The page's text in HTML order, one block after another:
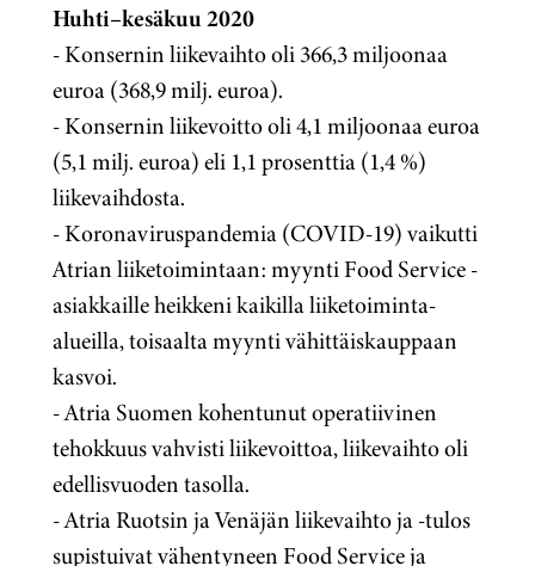
Huhti–kesäkuu 2020
-Konsernin liikevaihto oli 366,3 miljoonaa
euroa (368,9 milj. euroa).
- Konsernin liikevoitto oli 4,1 miljoonaa euroa
(5,1 milj. euroa) eli 1,1 prosenttia (1,4 %)
liikevaihdosta.
- Koronaviruspandemia (COVID-19) vaikutti
Atrian liiketoimintaan: myynti Food Service -
asiakkaille heikkeni kaikilla liiketoiminta-
alueilla, toisaalta myynti vähittäiskauppaan
kasvoi.
- Atria Suomen kohentunut operatiivinen
tehokkuus vahvisti liikevoittoa, liikevaihto oli
edellisvuoden tasolla.
- Atria Ruotsin ja Venäjän liikevaihto ja -tulos
supistuivat vähentyneen Food Service ja